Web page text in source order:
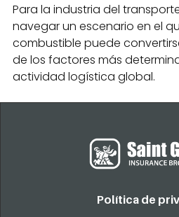
Para la industria del
navegar un escenario en el
combustible puede
de los factores más
actividad logística global.
Política de